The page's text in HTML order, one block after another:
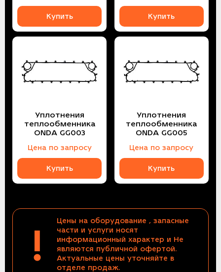
Купить Купить
Уплотнения
теплообменника
ONDA GG003
Цена по запросу
Купить
Уплотнения
теплообменника
ONDA GG005
Цена по запросу
Купить
!
Цены на оборудование , запасные
части и услуги носят
информационный характер и Не
являются публичной офертой.
Актуальные цены уточняйте в
отделе продаж.